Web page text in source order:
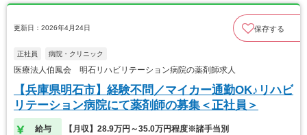
更新日：2026年4月24日 保存する
正社員 病院・クリニック
医療法人伯鳳会 明石リハビリテーション病院の薬剤師求人
【兵庫県明石市】経験不問／マイカー通勤OK♪リハビ
リテーション病院にて薬剤師の募集＜正社員＞
給与 【月収】28.9万円～35.0万円程度※諸手当別